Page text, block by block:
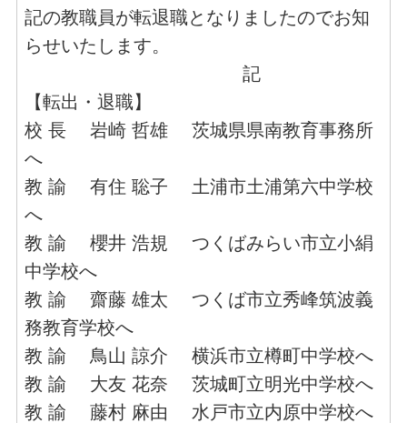
記の教職員が転退職となりましたのでお知
らせいたします。
記
【転出・退職】
校 長 岩崎 哲雄 茨城県県南教育事務所
へ
教 諭 有住 聡子 土浦市土浦第六中学校
へ
教 諭 櫻井 浩規 つくばみらい市立小絹
中学校へ
教 諭 齋藤 雄太 つくば市立秀峰筑波義
務教育学校へ
教 諭 鳥山 諒介 横浜市立樽町中学校へ
教 諭 大友 花奈 茨城町立明光中学校へ
教 諭 藤村 麻由 水戸市立内原中学校へ